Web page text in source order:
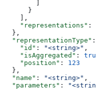
      }
    ],
    "representations"
:
  },
  "representationType"
    "id"
: "<string>" ,
    "isAggregated"
:
    "position"
: 123
  },
  "name"
: "<string>" ,
  "parameters"
: